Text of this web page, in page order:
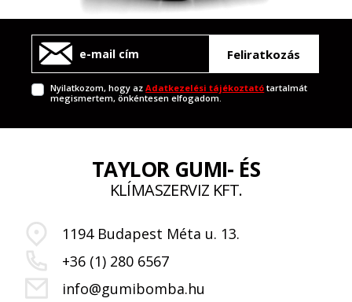
Feliratkozás
Nyilatkozom, hogy azAdatkezelési tájékoztató tartalmát
megismertem, önkéntesen elfogadom.
TAYLOR GUMI- ÉS
KLÍMASZERVIZ KFT.
1194 Budapest Méta u. 13.
+36 (1) 280 6567
info@gumibomba.hu